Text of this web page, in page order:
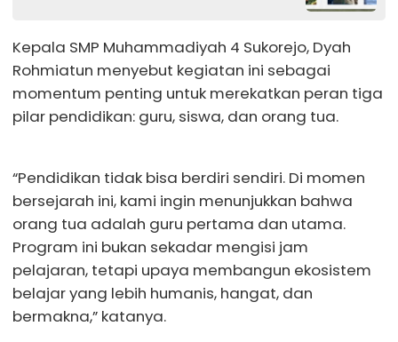
Kepala SMP Muhammadiyah 4 Sukorejo, Dyah
Rohmiatun menyebut kegiatan ini sebagai
momentum penting untuk merekatkan peran tiga
pilar pendidikan: guru, siswa, dan orang tua.
“Pendidikan tidak bisa berdiri sendiri. Di momen
bersejarah ini, kami ingin menunjukkan bahwa
orang tua adalah guru pertama dan utama.
Program ini bukan sekadar mengisi jam
pelajaran, tetapi upaya membangun ekosistem
belajar yang lebih humanis, hangat, dan
bermakna,” katanya.